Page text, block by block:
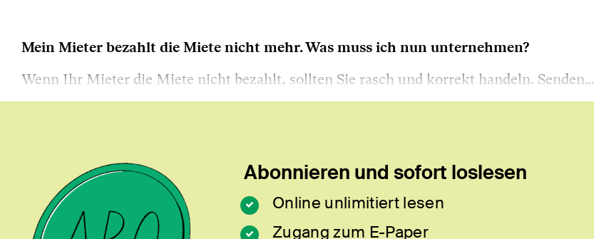
Mein Mieter bezahlt die Miete nicht mehr. Was muss ich nun unternehmen?
Wenn Ihr Mieter die Miete nicht bezahlt, sollten Sie rasch und korrekt handeln. Senden…
Abonnieren und sofort loslesen
Online unlimitiert lesen
Zugang zum E-Paper